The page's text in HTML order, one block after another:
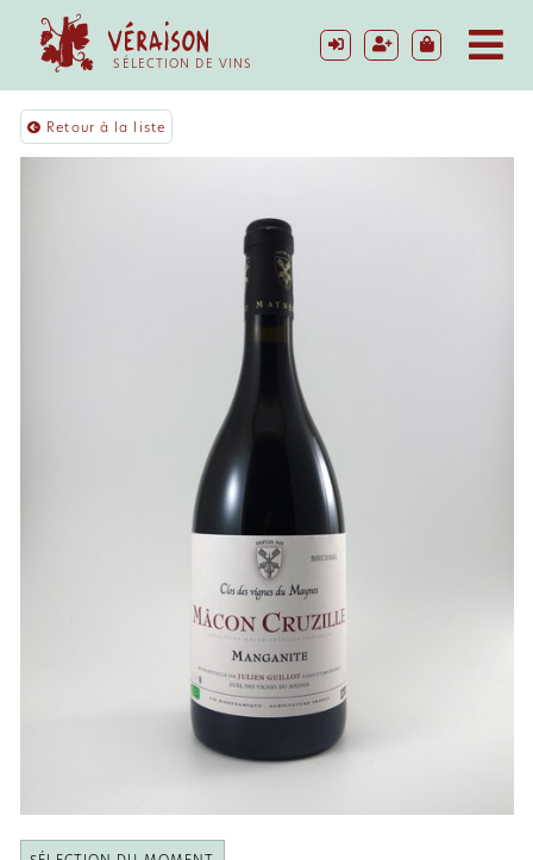
SÉLECTION DE VINS
Retour à la liste